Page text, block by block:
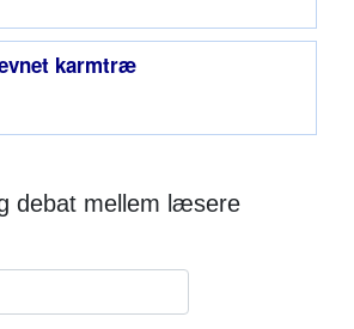
karmtræ
debat mellem læsere